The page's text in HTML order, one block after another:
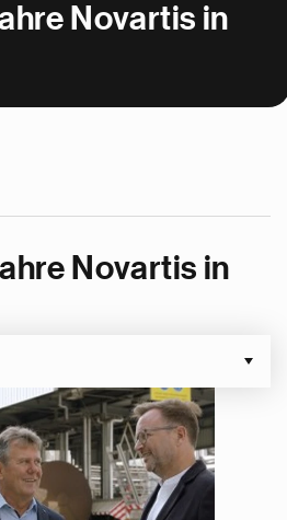
Novartis in
Novartis in